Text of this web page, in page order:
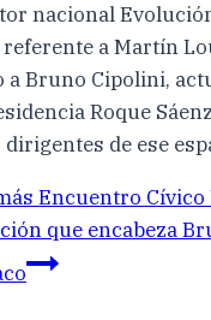
nacional
a Martín
a Bruno Cipolini,
Roque
dirigentes de ese
Encuentro Cívico
que encabeza